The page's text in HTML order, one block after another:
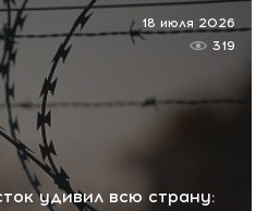
удивил всю страну:
18 июля 2026
319